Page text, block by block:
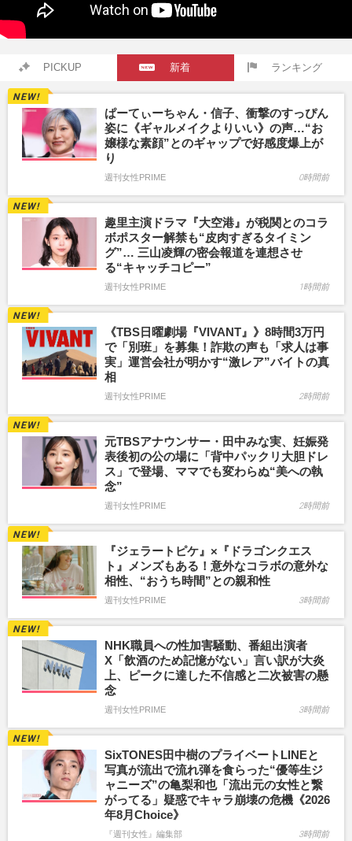
PICKUP 新着 ランキング
ぱーてぃーちゃん・信子、衝撃のすっぴん
姿に《ギャルメイクよりいい》の声…“お
嬢様な素顔”とのギャップで好感度爆上が
り
週刊女性PRIME 0時間前
趣里主演ドラマ『大空港』が税関とのコラ
ボポスター解禁も“皮肉すぎるタイミン
グ”… 三山凌輝の密会報道を連想させ
る“キャッチコピー”
週刊女性PRIME 1時間前
《TBS日曜劇場『VIVANT』》8時間3万円
で「別班」を募集！詐欺の声も「求人は事
実」運営会社が明かす“激レア”バイトの真
相
週刊女性PRIME 2時間前
元TBSアナウンサー・田中みな実、妊娠発
表後初の公の場に「背中パックリ大胆ドレ
ス」で登場、ママでも変わらぬ“美への執
念”
週刊女性PRIME 2時間前
『ジェラートピケ』×『ドラゴンクエス
ト』メンズもある！意外なコラボの意外な
相性、“おうち時間”との親和性
週刊女性PRIME 3時間前
NHK職員への性加害騒動、番組出演者
X「飲酒のため記憶がない」言い訳が大炎
上、ピークに達した不信感と二次被害の懸
念
週刊女性PRIME 3時間前
SixTONES田中樹のプライベートLINEと
写真が流出で流れ弾を食らった“優等生ジ
ャニーズ”の亀梨和也「流出元の女性と繋
がってる」疑惑でキャラ崩壊の危機《2026
年8月Choice》
『週刊女性』編集部 3時間前